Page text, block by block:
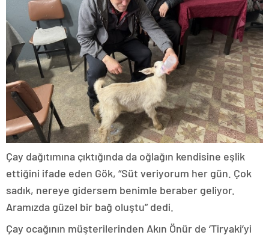
Çay dağıtımına çıktığında da oğlağın kendisine eşlik
ettiğini ifade eden Gök, “Süt veriyorum her gün. Çok
sadık, nereye gidersem benimle beraber geliyor.
Aramızda güzel bir bağ oluştu” dedi.
Çay ocağının müşterilerinden Akın Önür de ‘Tiryaki’yi